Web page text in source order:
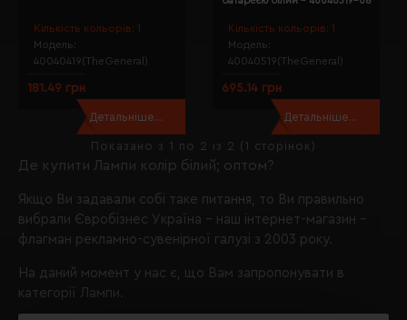
Де купити Лампи колір білий; оптом?
Якщо Ви задавали собі таке питання, то Ви правильно
вибрали Євробізнес Україна - наш інтернет-магазин -
флагман рекламно-сувенірної галузі з 2003 року.
На даний момент у нас є, що Вам запропонувати в
категорії Лампи.
Кількість кольорів: 1
Модель:
40040419(TheGeneral)
181.49 грн
Детальніше...
Кількість кольорів: 1
Модель:
40040519(TheGeneral)
695.14 грн
Детальніше...
Показано з 1 по 2 із 2 (1 сторінок)